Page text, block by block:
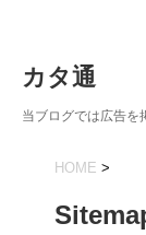
カタ通
当ブログでは広告を
HOME >